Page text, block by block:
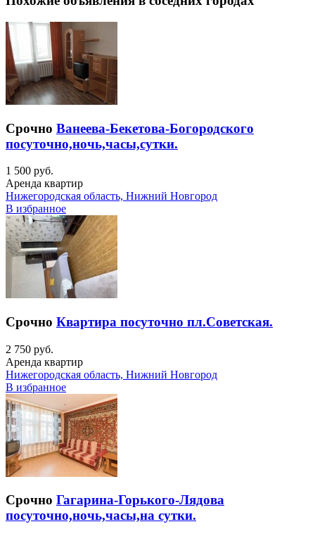
Срочно Ванеева-Бекетова-Богородского
посуточно,ночь,часы,сутки.
1 500 руб.
Аренда квартир
Нижегородская область, Нижний Новгород
В избранное
Срочно Квартира посуточно пл.Советская.
2 750 руб.
Аренда квартир
Нижегородская область, Нижний Новгород
В избранное
Срочно Гагарина-Горького-Лядова
посуточно,ночь,часы,на сутки.